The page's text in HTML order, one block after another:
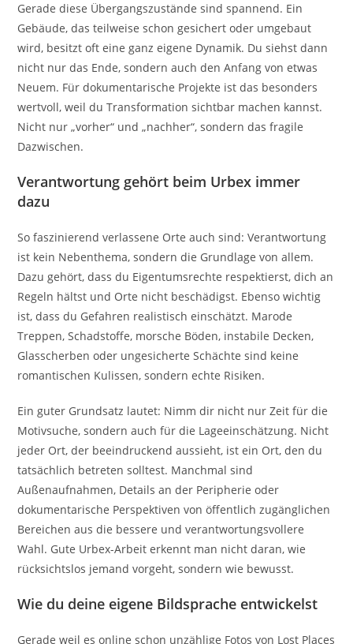
Gerade diese Übergangszustände sind spannend. Ein
Gebäude, das teilweise schon gesichert oder umgebaut
wird, besitzt oft eine ganz eigene Dynamik. Du siehst dann
nicht nur das Ende, sondern auch den Anfang von etwas
Neuem. Für dokumentarische Projekte ist das besonders
wertvoll, weil du Transformation sichtbar machen kannst.
Nicht nur „vorher“ und „nachher“, sondern das fragile
Dazwischen.
Verantwortung gehört beim Urbex immer
dazu
So faszinierend verlassene Orte auch sind: Verantwortung
ist kein Nebenthema, sondern die Grundlage von allem.
Dazu gehört, dass du Eigentumsrechte respektierst, dich an
Regeln hältst und Orte nicht beschädigst. Ebenso wichtig
ist, dass du Gefahren realistisch einschätzt. Marode
Treppen, Schadstoffe, morsche Böden, instabile Decken,
Glasscherben oder ungesicherte Schächte sind keine
romantischen Kulissen, sondern echte Risiken.
Ein guter Grundsatz lautet: Nimm dir nicht nur Zeit für die
Motivsuche, sondern auch für die Lageeinschätzung. Nicht
jeder Ort, der beeindruckend aussieht, ist ein Ort, den du
tatsächlich betreten solltest. Manchmal sind
Außenaufnahmen, Details an der Peripherie oder
dokumentarische Perspektiven von öffentlich zugänglichen
Bereichen aus die bessere und verantwortungsvollere
Wahl. Gute Urbex-Arbeit erkennt man nicht daran, wie
rücksichtslos jemand vorgeht, sondern wie bewusst.
Wie du deine eigene Bildsprache entwickelst
Gerade weil es online schon unzählige Fotos von Lost Places